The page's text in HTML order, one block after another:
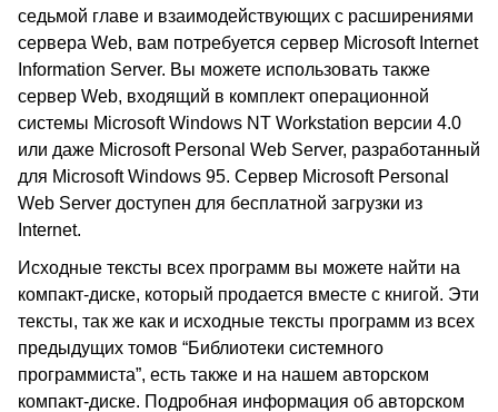
седьмой главе и взаимодействующих с расширениями
сервера Web, вам потребуется сервер Microsoft Internet
Information Server. Вы можете использовать также
сервер Web, входящий в комплект операционной
системы Microsoft Windows NT Workstation версии 4.0
или даже Microsoft Personal Web Server, разработанный
для Microsoft Windows 95. Сервер Microsoft Personal
Web Server доступен для бесплатной загрузки из
Internet.
Исходные тексты всех программ вы можете найти на
компакт-диске, который продается вместе с книгой. Эти
тексты, так же как и исходные тексты программ из всех
предыдущих томов “Библиотеки системного
программиста”, есть также и на нашем авторском
компакт-диске. Подробная информация об авторском